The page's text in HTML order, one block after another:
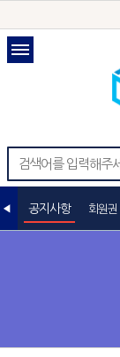
공지사항 회원